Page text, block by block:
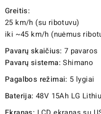
Greitis:
25 km/h (su ribotuvu)
iki ~45 km/h (nuėmus
Pavarų skaičius: 7 pavaros
Pavarų sistema: Shimano
Pagalbos režimai: 5 lygiai
Baterija: 48V 15Ah LG